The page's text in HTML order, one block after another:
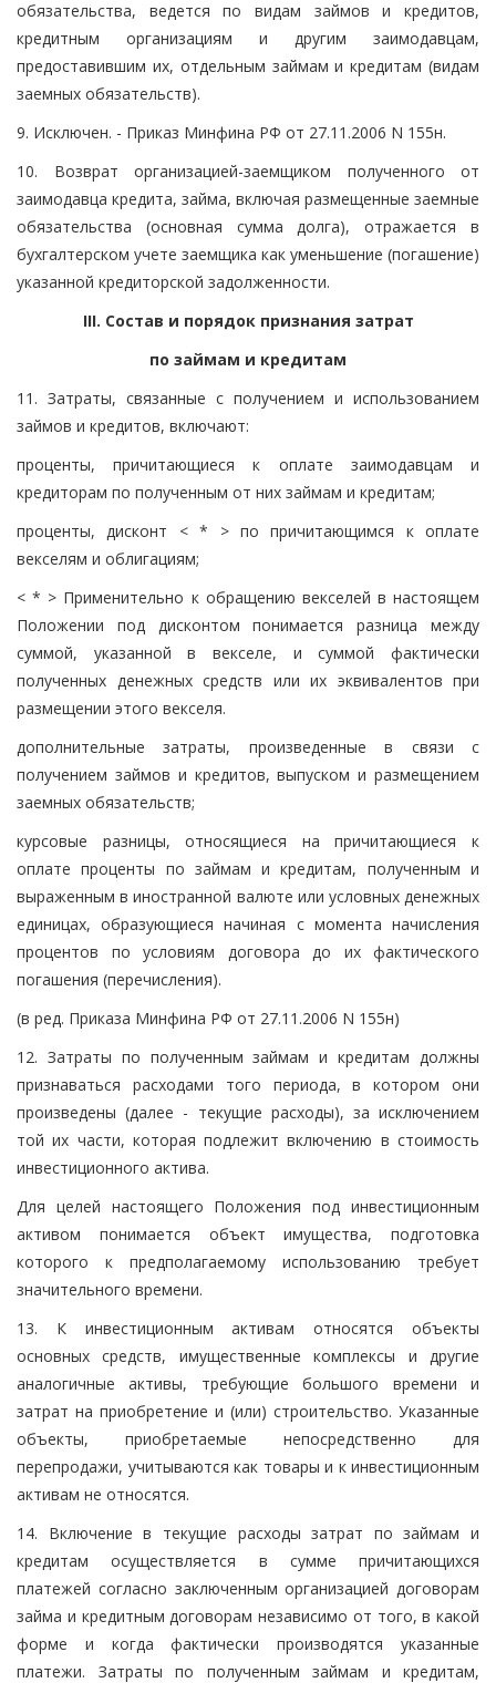
обязательства, ведется по видам займов и кредитов,
кредитным организациям и другим заимодавцам,
предоставившим их, отдельным займам и кредитам (видам
заемных обязательств).
9. Исключен. - Приказ Минфина РФ от 27.11.2006 N 155н.
10. Возврат организацией-заемщиком полученного от
заимодавца кредита, займа, включая размещенные заемные
обязательства (основная сумма долга), отражается в
бухгалтерском учете заемщика как уменьшение (погашение)
указанной кредиторской задолженности.
III. Состав и порядок признания затрат
по займам и кредитам
11. Затраты, связанные с получением и использованием
займов и кредитов, включают:
проценты, причитающиеся к оплате заимодавцам и
кредиторам по полученным от них займам и кредитам;
проценты, дисконт < * > по причитающимся к оплате
векселям и облигациям;
< * > Применительно к обращению векселей в настоящем
Положении под дисконтом понимается разница между
суммой, указанной в векселе, и суммой фактически
полученных денежных средств или их эквивалентов при
размещении этого векселя.
дополнительные затраты, произведенные в связи с
получением займов и кредитов, выпуском и размещением
заемных обязательств;
курсовые разницы, относящиеся на причитающиеся к
оплате проценты по займам и кредитам, полученным и
выраженным в иностранной валюте или условных денежных
единицах, образующиеся начиная с момента начисления
процентов по условиям договора до их фактического
погашения (перечисления).
(в ред. Приказа Минфина РФ от 27.11.2006 N 155н)
12. Затраты по полученным займам и кредитам должны
признаваться расходами того периода, в котором они
произведены (далее - текущие расходы), за исключением
той их части, которая подлежит включению в стоимость
инвестиционного актива.
Для целей настоящего Положения под инвестиционным
активом понимается объект имущества, подготовка
которого к предполагаемому использованию требует
значительного времени.
13. К инвестиционным активам относятся объекты
основных средств, имущественные комплексы и другие
аналогичные активы, требующие большого времени и
затрат на приобретение и (или) строительство. Указанные
объекты, приобретаемые непосредственно для
перепродажи, учитываются как товары и к инвестиционным
активам не относятся.
14. Включение в текущие расходы затрат по займам и
кредитам осуществляется в сумме причитающихся
платежей согласно заключенным организацией договорам
займа и кредитным договорам независимо от того, в какой
форме и когда фактически производятся указанные
платежи. Затраты по полученным займам и кредитам,